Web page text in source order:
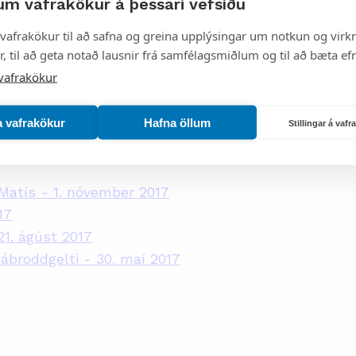
til að safna og greina upplýsingar um notkun og
til að geta notað lausnir frá samfélagsmiðlum og til að bæta
vafrakökur Hafna öllum Stillingar á
ostrum - 19. febrúar 2018
janúar 2018
- 1. nóvember 2017
ágúst 2017
- 30. maí 2017